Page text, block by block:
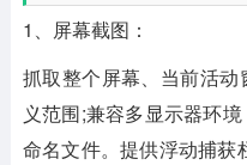
1、屏幕截图：
抓取整个屏幕、当前活
义范围;兼容多显示器环
命名文件。提供浮动捕获